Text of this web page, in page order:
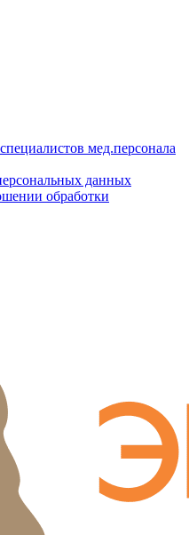
мед.персонала
данных
обработки